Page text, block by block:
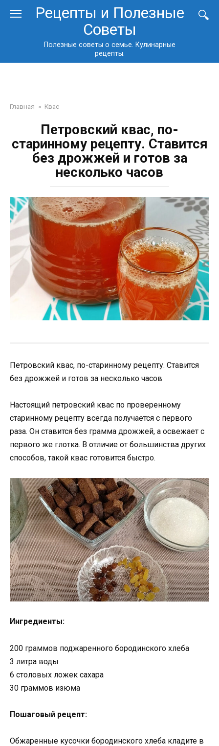
Рецепты и Полезные
Советы
Полезные советы о семье. Кулинарные
рецепты.
Главная » Квас
Петровский квас, по-
старинному рецепту. Ставится
без дрожжей и готов за
несколько часов
Петровский квас, по-старинному рецепту. Ставится
без дрожжей и готов за несколько часов
Настоящий петровский квас по проверенному
старинному рецепту всегда получается с первого
раза. Он ставится без грамма дрожжей, а освежает с
первого же глотка. В отличие от большинства других
способов, такой квас готовится быстро.
Ингредиенты:
200 граммов поджаренного бородинского хлеба
3 литра воды
6 столовых ложек сахара
30 граммов изюма
Пошаговый рецепт:
Обжаренные кусочки бородинского хлеба кладите в